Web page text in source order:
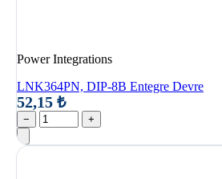
Power Integrations
LNK364PN, DIP-8B Entegre Devre
52,15 ₺
− +